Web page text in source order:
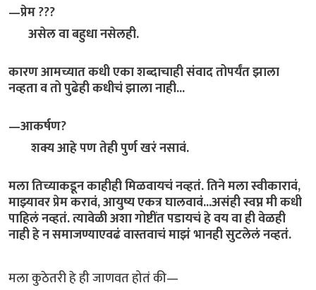
—प्रेम ???
असेल वा बहुधा नसेलही.
कारण आमच्यात कधी एका शब्दाचाही संवाद तोपर्यंत झाला
नव्हता व तो पुढेही कधीचं झाला नाही...
—आकर्षण?
शक्य आहे पण तेही पुर्ण खरं नसावं.
मला तिच्याकडून काहीही मिळवायचं नव्हतं. तिने मला स्वीकारावं,
माझ्यावर प्रेम करावं, आयुष्य एकत्र घालवावं...असंही स्वप्न मी कधी
पाहिलं नव्हतं. त्यावेळी अशा गोष्टींत पडायचं हे वय वा ही वेळही
नाही हे न समाजण्याएवढं वास्तवाचं माझं भानही सुटलेलं नव्हतं.
मला कुठेतरी हे ही जाणवत होतं की—